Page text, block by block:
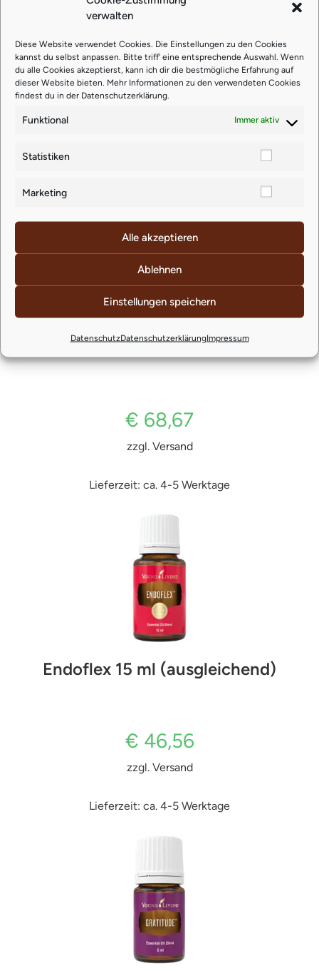
verwalten
Diese Website verwendet Cookies. Die Einstellungen zu den Cookies
kannst du selbst anpassen. Bitte triff' eine entsprechende Auswahl. Wenn
du alle Cookies akzeptierst, kann ich dir die bestmögliche Erfahrung auf
dieser Website bieten. Mehr Informationen zu den verwendeten Cookies
findest du in der Datenschutzerklärung
Funktional Immer aktiv
Statistiken
Marketing
Alle akzeptieren
Ablehnen
Einstellungen speichern
DatenschutzDatenschutzerklärungImpressum
Lieferzeit: ca. 4-5 Werktage
Ähnliche Produkte
Clarity 15 ml (klares Denken)
€ 68,67
zzgl. Versand
Lieferzeit: ca. 4-5 Werktage
Endoflex 15 ml (ausgleichend)
€ 46,56
zzgl. Versand
Lieferzeit: ca. 4-5 Werktage